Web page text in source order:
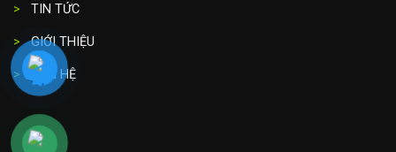
> TIN TỨC
> GIỚI THIỆU
> LIÊN HỆ